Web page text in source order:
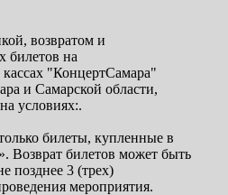
возвратом и
билетов на
кассах "КонцертСамара"
и Самарской области,
условиях:.
билеты, купленные в
билетов может быть
позднее 3 (трех)
мероприятия.